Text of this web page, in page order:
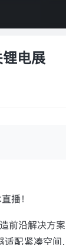
电展
播！
前沿解决方
配紧凑空